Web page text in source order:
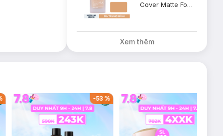
Cover Matte Foundation SPF 15 PA +++
Xem thêm
-53%